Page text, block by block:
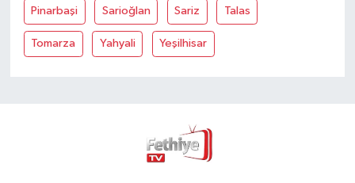
Pinarbaşi Sarioğlan Sariz Talas
Tomarza Yahyali Yeşilhisar